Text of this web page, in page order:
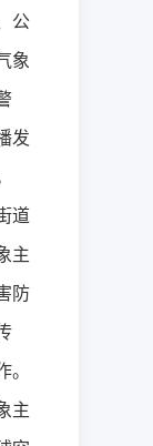
公
象
发
道
主
防
主